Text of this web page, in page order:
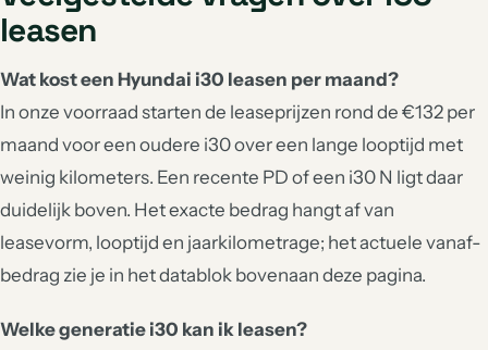
leasen
Wat kost een Hyundai i30 leasen per maand?
In onze voorraad starten de leaseprijzen rond de €132 per
maand voor een oudere i30 over een lange looptijd met
weinig kilometers. Een recente PD of een i30 N ligt daar
duidelijk boven. Het exacte bedrag hangt af van
leasevorm, looptijd en jaarkilometrage; het actuele vanaf-
bedrag zie je in het datablok bovenaan deze pagina.
Welke generatie i30 kan ik leasen?